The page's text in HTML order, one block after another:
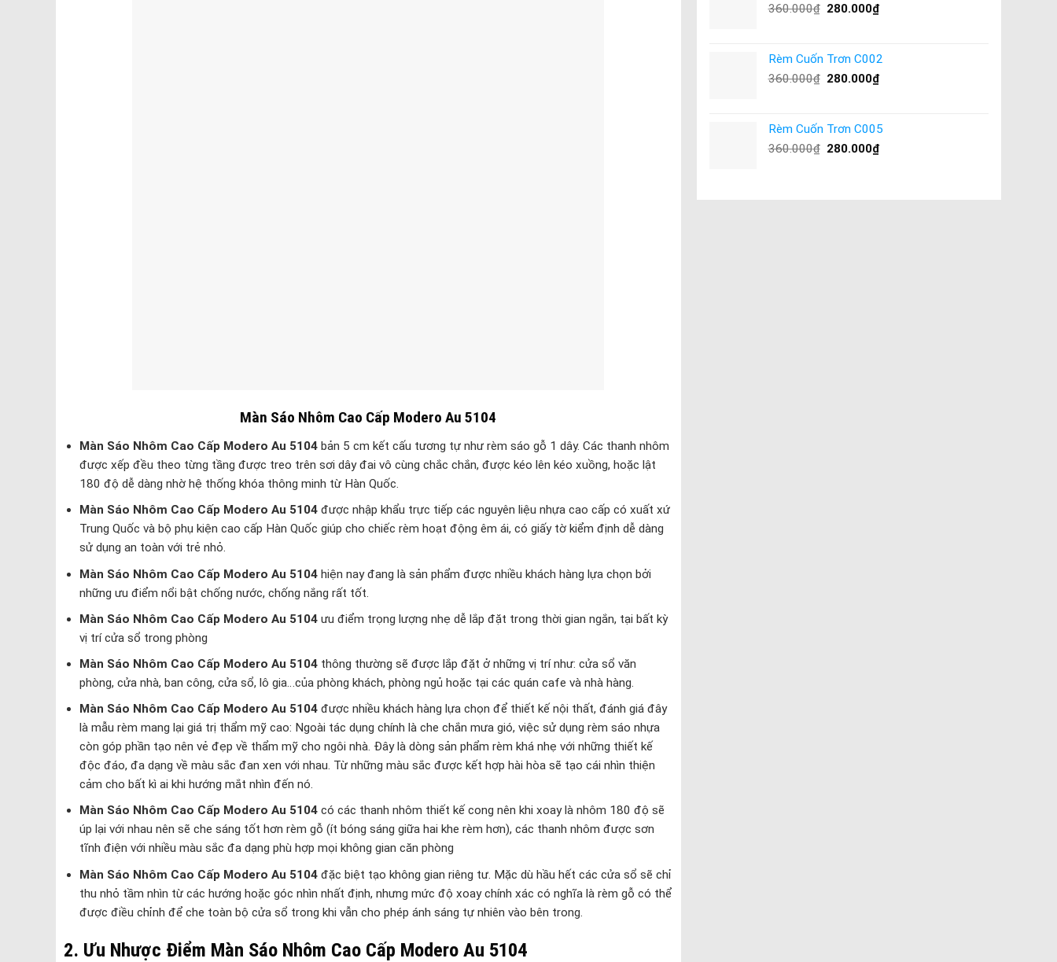
Màn Sáo Nhôm Cao Cấp Modero Au 5104
Màn Sáo Nhôm Cao Cấp Modero Au 5104bản 5 cm kết cấu tương tự như rèm sáo gỗ 1 dây. Các thanh nhôm
được xếp đều theo từng tầng được treo trên sơi dây đai vô cùng chắc chắn, được kéo lên kéo xuồng, hoặc lật
180 độ dễ dàng nhờ hệ thống khóa thông minh từ Hàn Quốc.
Màn Sáo Nhôm Cao Cấp Modero Au 5104 được nhập khẩu trực tiếp các nguyên liệu nhựa cao cấp có xuất xứ
Trung Quốc và bộ phụ kiện cao cấp Hàn Quốc giúp cho chiếc rèm hoạt động êm ái, có giấy tờ kiểm định dễ dàng
sử dụng an toàn với trẻ nhỏ.
Màn Sáo Nhôm Cao Cấp Modero Au 5104hiện nay đang là sản phẩm được nhiều khách hàng lựa chọn bởi
những ưu điểm nổi bật chống nước, chống nắng rất tốt.
Màn Sáo Nhôm Cao Cấp Modero Au 5104ưu điểm trọng lượng nhẹ dễ lắp đặt trong thời gian ngắn, tại bất kỳ
vị trí cửa sổ trong phòng
Màn Sáo Nhôm Cao Cấp Modero Au 5104thông thường sẽ được lắp đặt ở những vị trí như: cửa sổ văn
phòng, cửa nhà, ban công, cửa sổ, lô gia…của phòng khách, phòng ngủ hoặc tại các quán cafe và nhà hàng.
Màn Sáo Nhôm Cao Cấp Modero Au 5104được nhiều khách hàng lựa chọn để thiết kế nội thất, đánh giá đây
là mẫu rèm mang lại giá trị thẩm mỹ cao: Ngoài tác dụng chính là che chắn mưa gió, việc sử dụng rèm sáo nhựa
còn góp phần tạo nên vẻ đẹp về thẩm mỹ cho ngôi nhà. Đây là dòng sản phẩm rèm khá nhẹ với những thiết kế
độc đáo, đa dạng về màu sắc đan xen với nhau. Từ những màu sắc được kết hợp hài hòa sẽ tạo cái nhìn thiện
cảm cho bất kì ai khi hướng mắt nhìn đến nó.
Màn Sáo Nhôm Cao Cấp Modero Au 5104 có các thanh nhôm thiết kế cong nên khi xoay là nhôm 180 độ sẽ
úp lại với nhau nên sẽ che sáng tốt hơn rèm gỗ (ít bóng sáng giữa hai khe rèm hơn), các thanh nhôm được sơn
tĩnh điện với nhiều màu sắc đa dạng phù hợp mọi không gian căn phòng
Màn Sáo Nhôm Cao Cấp Modero Au 5104đặc biệt tạo không gian riêng tư. Mặc dù hầu hết các cửa sổ sẽ chỉ
thu nhỏ tầm nhìn từ các hướng hoặc góc nhìn nhất định, nhưng mức độ xoay chính xác có nghĩa là rèm gỗ có thể
được điều chỉnh để che toàn bộ cửa sổ trong khi vẫn cho phép ánh sáng tự nhiên vào bên trong.
2. Ưu Nhược Điểm Màn Sáo Nhôm Cao Cấp Modero Au 5104
360.000₫ 280.000₫
Rèm Cuốn Trơn C002
360.000₫ 280.000₫
Rèm Cuốn Trơn C005
360.000₫ 280.000₫